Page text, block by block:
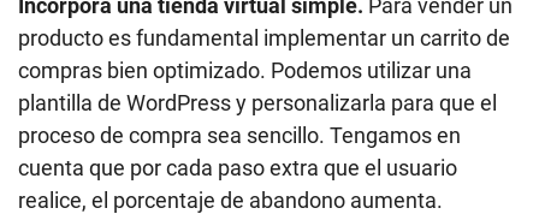
producto es fundamental implementar un carrito de
compras bien optimizado. Podemos utilizar una
plantilla de WordPress y personalizarla para que el
proceso de compra sea sencillo. Tengamos en
cuenta que por cada paso extra que el usuario
realice, el porcentaje de abandono aumenta.